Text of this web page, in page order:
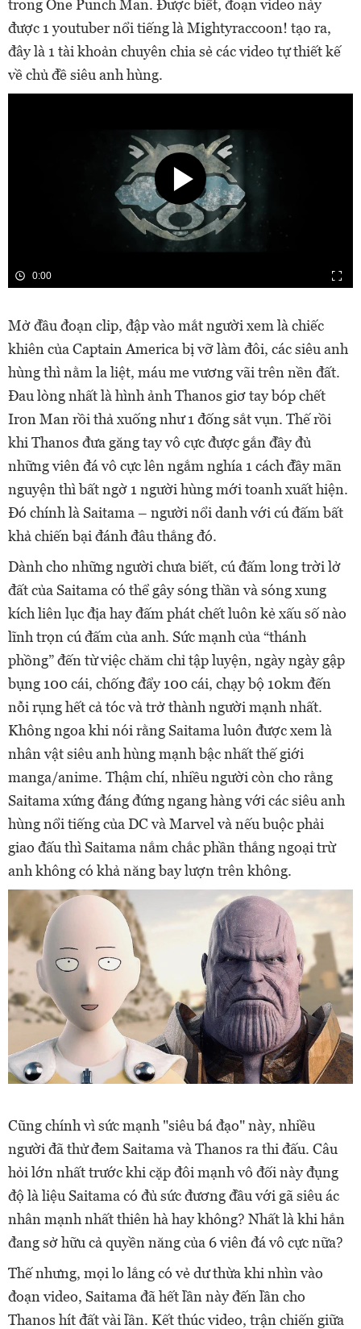
trong One Punch Man. Được biết, đoạn video này
được 1 youtuber nổi tiếng là Mightyraccoon! tạo ra,
đây là 1 tài khoản chuyên chia sẻ các video tự thiết kế
về chủ đề siêu anh hùng.
0:00
Mở đầu đoạn clip, đập vào mắt người xem là chiếc
khiên của Captain America bị vỡ làm đôi, các siêu anh
hùng thì nằm la liệt, máu me vương vãi trên nền đất.
Đau lòng nhất là hình ảnh Thanos giơ tay bóp chết
Iron Man rồi thả xuống như 1 đống sắt vụn. Thế rồi
khi Thanos đưa găng tay vô cực được gắn đầy đủ
những viên đá vô cực lên ngắm nghía 1 cách đầy mãn
nguyện thì bất ngờ 1 người hùng mới toanh xuất hiện.
Đó chính là Saitama – người nổi danh với cú đấm bất
khả chiến bại đánh đâu thắng đó.
Dành cho những người chưa biết, cú đấm long trời lở
đất của Saitama có thể gây sóng thần và sóng xung
kích liên lục địa hay đấm phát chết luôn kẻ xấu số nào
lĩnh trọn cú đấm của anh. Sức mạnh của “thánh
phồng” đến từ việc chăm chỉ tập luyện, ngày ngày gập
bụng 100 cái, chống đẩy 100 cái, chạy bộ 10km đến
nỗi rụng hết cả tóc và trở thành người mạnh nhất.
Không ngoa khi nói rằng Saitama luôn được xem là
nhân vật siêu anh hùng mạnh bậc nhất thế giới
manga/anime. Thậm chí, nhiều người còn cho rằng
Saitama xứng đáng đứng ngang hàng với các siêu anh
hùng nổi tiếng của DC và Marvel và nếu buộc phải
giao đấu thì Saitama nắm chắc phần thắng ngoại trừ
anh không có khả năng bay lượn trên không.
Cũng chính vì sức mạnh "siêu bá đạo" này, nhiều
người đã thử đem Saitama và Thanos ra thi đấu. Câu
hỏi lớn nhất trước khi cặp đôi mạnh vô đối này đụng
độ là liệu Saitama có đủ sức đương đầu với gã siêu ác
nhân mạnh nhất thiên hà hay không? Nhất là khi hắn
đang sở hữu cả quyền năng của 6 viên đá vô cực nữa?
Thế nhưng, mọi lo lắng có vẻ dư thừa khi nhìn vào
đoạn video, Saitama đã hết lần này đến lần cho
Thanos hít đất vài lần. Kết thúc video, trận chiến giữa